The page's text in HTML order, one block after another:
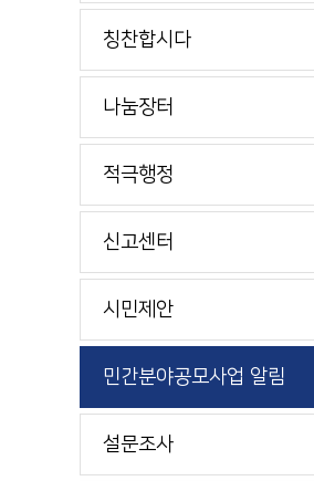
칭찬합시다
나눔장터
적극행정
신고센터
시민제안
민간분야공모사업 알림
설문조사